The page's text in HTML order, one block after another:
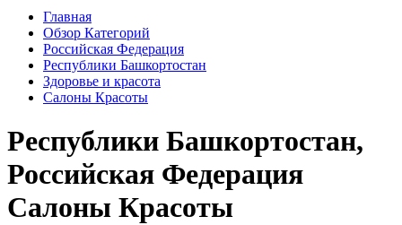
Главная
Обзор Категорий
Российская Федерация
Республики Башкортостан
Здоровье и красота
Салоны Красоты
Республики Башкортостан,
Российская Федерация
Салоны Красоты